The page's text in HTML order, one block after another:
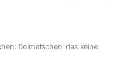
Dolmetschen, das keine